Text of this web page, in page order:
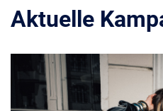
Aktuelle